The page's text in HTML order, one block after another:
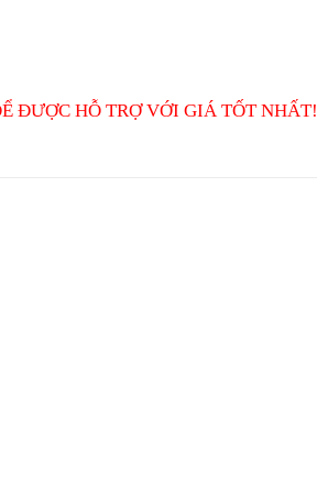
ĐƯỢC HỖ TRỢ VỚI GIÁ TỐT NHẤT!